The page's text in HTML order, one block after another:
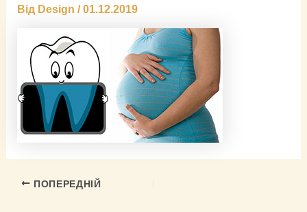
Від Design /01.12.2019
ПОПЕРЕДНІЙ